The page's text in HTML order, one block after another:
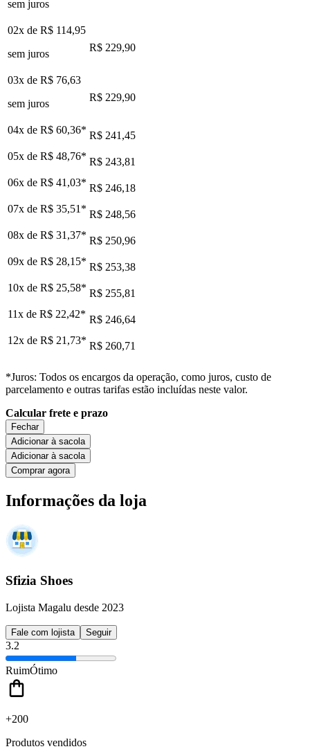
sem juros
02x de R$ 114,95
sem juros
R$ 229,90
03x de R$ 76,63
sem juros
R$ 229,90
04x de R$ 60,36* R$ 241,45
05x de R$ 48,76* R$ 243,81
06x de R$ 41,03* R$ 246,18
07x de R$ 35,51* R$ 248,56
08x de R$ 31,37* R$ 250,96
09x de R$ 28,15* R$ 253,38
10x de R$ 25,58* R$ 255,81
11x de R$ 22,42* R$ 246,64
12x de R$ 21,73* R$ 260,71
*Juros: Todos os encargos da operação, como juros, custo de
parcelamento e outras tarifas estão incluídas neste valor.
Calcular frete e prazo
Fechar
Adicionar à sacola
Adicionar à sacola
Comprar agora
Informações da loja
Sfizia Shoes
Lojista Magalu desde 2023
Fale com lojista Seguir
3.2
RuimÓtimo
+200
Produtos vendidos